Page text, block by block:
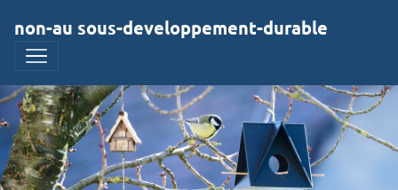
non-au sous-developpement-durable